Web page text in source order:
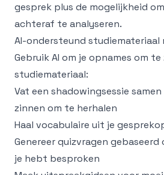
gesprek plus de mogelijkheid
achteraf te analyseren.
AI-ondersteund studiemateriaal
Gebruik AI om je opnames om
studiemateriaal:
Vat een shadowingsessie
zinnen om te herhalen
Haal vocabulaire uit je
Genereer quizvragen
je hebt besproken